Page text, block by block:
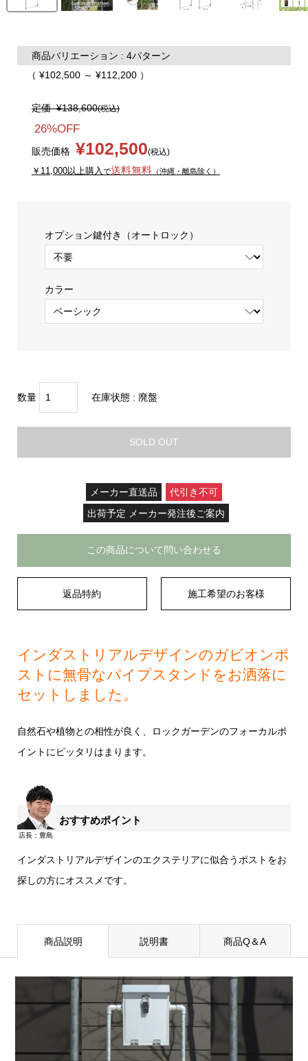
商品バリエーション : 4パターン
（ ¥102,500 ～ ¥112,200 ）
定価¥138,600(税込)
26%OFF
販売価格 ¥102,500(税込)
￥11,000以上購入 で送料無料（沖縄・離島除く）
オプション鍵付き（オートロック）
カラー
数量 在庫状態 : 廃盤
SOLD OUT
メーカー直送品
代引き不可
出荷予定 メーカー発注後ご案内
この商品について問い合わせる
返品特約 施工希望のお客様
インダストリアルデザインのガビオンポ
ストに無骨なパイプスタンドをお洒落に
セットしました。
自然石や植物との相性が良く、ロックガーデンのフォーカルポ
イントにピッタリはまります。
おすすめポイント
インダストリアルデザインのエクステリアに似合うポストをお
探しの方にオススメです。
商品説明 説明書 商品Q＆A